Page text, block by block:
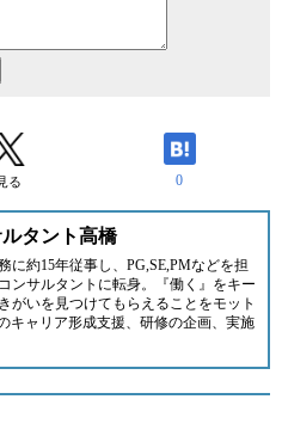
る 0
タント高橋
に約15年従事し、PG,SE,PMなどを担
ンサルタントに転身。『働く』をキー
がいを見つけてもらえることをモット
キャリア形成支援、研修の企画、実施